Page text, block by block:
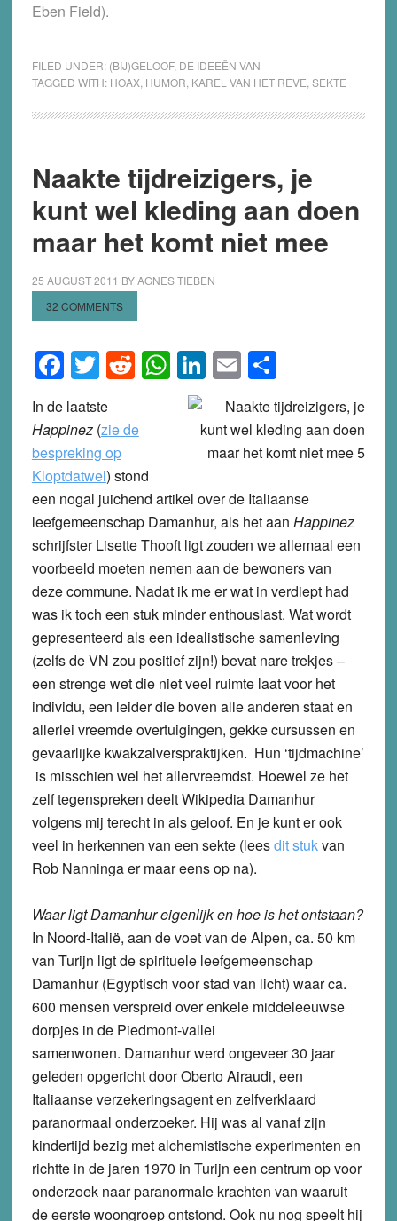
Eben Field).
FILED UNDER: (BIJ)GELOOF, DE IDEEËN VAN
TAGGED WITH: HOAX, HUMOR KAREL VAN HET REVE SEKTE
Naakte tijdreizigers, je
kunt wel kleding aan doen
maar het komt niet mee
25 AUGUST 2011 BYAGNES TIEBEN
32 COMMENTS
Facebook
Twitter
Reddit
WhatsApp
LinkedIn
EmailShare
In de laatste
Happinez(zie de
bespreking op
Kloptdatwel) stond
een nogal juichend artikel over de Italiaanse
leefgemeenschap Damanhur, als het aan Happinez
schrijfster Lisette Thooft ligt zouden we allemaal een
voorbeeld moeten nemen aan de bewoners van
deze commune. Nadat ik me er wat in verdiept had
was ik toch een stuk minder enthousiast. Wat wordt
gepresenteerd als een idealistische samenleving
(zelfs de VN zou positief zijn!) bevat nare trekjes –
een strenge wet die niet veel ruimte laat voor het
individu, een leider die boven alle anderen staat en
allerlei vreemde overtuigingen, gekke cursussen en
gevaarlijke kwakzalverspraktijken. Hun ‘tijdmachine’
is misschien wel het allervreemdst. Hoewel ze het
zelf tegenspreken deelt Wikipedia Damanhur
volgens mij terecht in als geloof. En je kunt er ook
veel in herkennen van een sekte (leesdit stukvan
Rob Nanninga er maar eens op na).
Waar ligt Damanhur eigenlijk en hoe is het ontstaan?
In Noord-Italië, aan de voet van de Alpen, ca. 50 km
van Turijn ligt de spirituele leefgemeenschap
Damanhur (Egyptisch voor stad van licht) waar ca.
600 mensen verspreid over enkele middeleeuwse
dorpjes in de Piedmont-vallei
samenwonen. Damanhur werd ongeveer 30 jaar
geleden opgericht door Oberto Airaudi, een
Italiaanse verzekeringsagent en zelfverklaard
paranormaal onderzoeker. Hij was al vanaf zijn
kindertijd bezig met alchemistische experimenten en
richtte in de jaren 1970 in Turijn een centrum op voor
onderzoek naar paranormale krachten van waaruit
de eerste woongroep ontstond. Ook nu nog speelt hij